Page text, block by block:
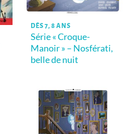
DÈS 7, 8 ANS
Série « Croque-
Manoir » – Nosférati,
belle de nuit